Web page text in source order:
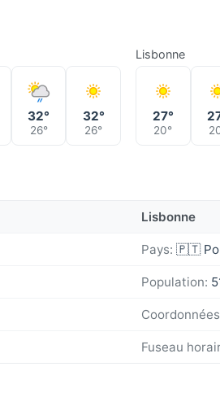
32°
26°
32°
26°
Lisbonne
27°
20°
Lisbonne
Pays: 🇵🇹
Population:
Fuseau